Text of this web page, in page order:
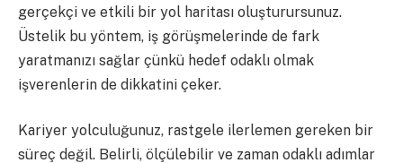
gerçekçi ve etkili bir yol haritası oluşturursunuz.
Üstelik bu yöntem, iş görüşmelerinde de fark
yaratmanızı sağlar çünkü hedef odaklı olmak
işverenlerin de dikkatini çeker.
Kariyer yolculuğunuz, rastgele ilerlemen gereken bir
süreç değil. Belirli, ölçülebilir ve zaman odaklı adımlar